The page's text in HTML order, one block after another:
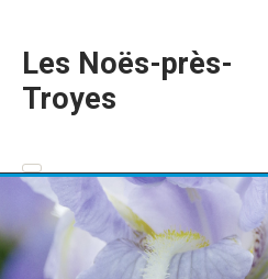
Les Noës-près-
Troyes